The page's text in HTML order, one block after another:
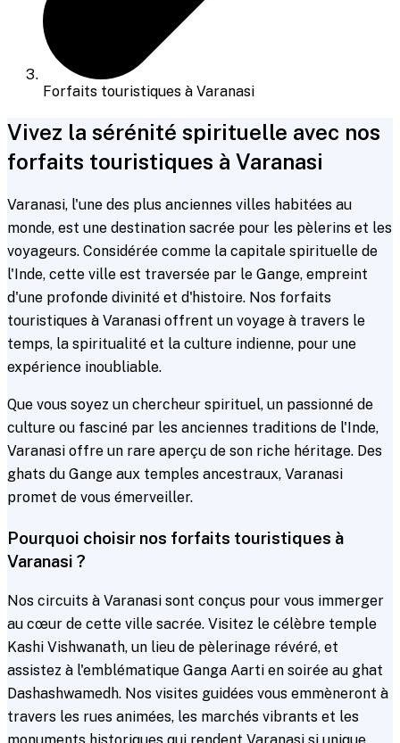
Forfaits touristiques à Varanasi
Vivez la sérénité spirituelle avec nos
forfaits touristiques à Varanasi
Varanasi, l'une des plus anciennes villes habitées au
monde, est une destination sacrée pour les pèlerins et les
voyageurs. Considérée comme la capitale spirituelle de
l'Inde, cette ville est traversée par le Gange, empreint
d'une profonde divinité et d'histoire. Nos forfaits
touristiques à Varanasi offrent un voyage à travers le
temps, la spiritualité et la culture indienne, pour une
expérience inoubliable.
Que vous soyez un chercheur spirituel, un passionné de
culture ou fasciné par les anciennes traditions de l'Inde,
Varanasi offre un rare aperçu de son riche héritage. Des
ghats du Gange aux temples ancestraux, Varanasi
promet de vous émerveiller.
Pourquoi choisir nos forfaits touristiques à
Varanasi ?
Nos circuits à Varanasi sont conçus pour vous immerger
au cœur de cette ville sacrée. Visitez le célèbre temple
Kashi Vishwanath, un lieu de pèlerinage révéré, et
assistez à l'emblématique Ganga Aarti en soirée au ghat
Dashashwamedh. Nos visites guidées vous emmèneront à
travers les rues animées, les marchés vibrants et les